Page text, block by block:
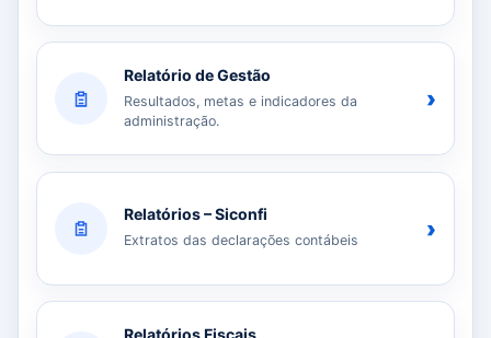
Relatório de Gestão
Resultados, metas e indicadores da
administração.
›
Relatórios – Siconfi
Extratos das declarações contábeis ›
Relatórios Fiscais